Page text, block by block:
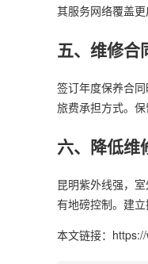
其服务网络覆盖更
五、维修合
签订年度保养合
旅费承担方式。
六、降低维
昆明紫外线强，
有地磅控制。建
本文链接：